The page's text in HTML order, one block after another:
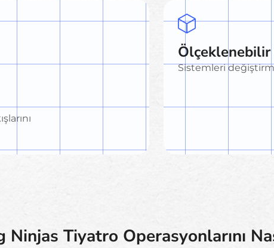
Sistemleri
Ninjas Tiyatro Operasyonlarını